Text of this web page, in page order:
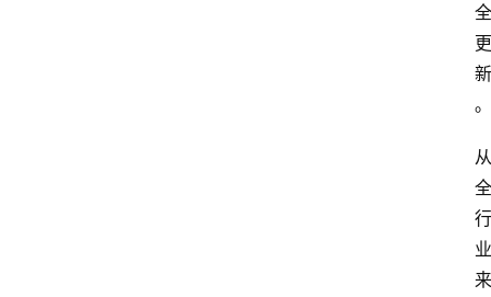
全
更
新
。
从
全
行
业
来